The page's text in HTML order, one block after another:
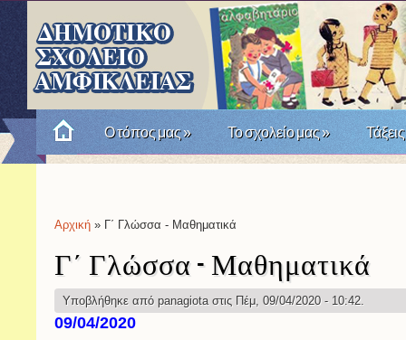
Ο τόπος μας» Το σχολείο μας» Τάξεις
Είστε εδώ
Αρχική » Γ΄ Γλώσσα - Μαθηματικά
Γ΄ Γλώσσα - Μαθηματικά
Υποβλήθηκε από panagiotaστις Πέμ, 09/04/2020 - 10:42.
09/04/2020